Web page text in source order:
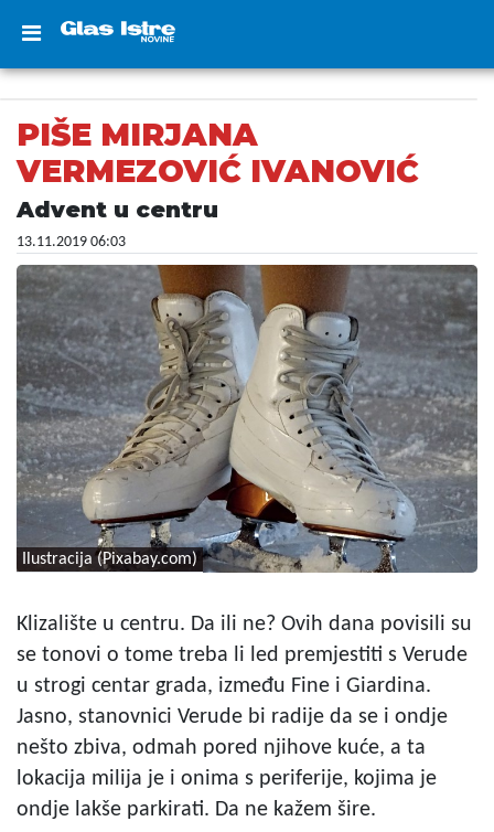
PIŠE MIRJANA
VERMEZOVIĆ IVANOVIĆ
Advent u centru
13.11.2019 06:03
Ilustracija (Pixabay.com)
Klizalište u centru. Da ili ne? Ovih dana povisili su
se tonovi o tome treba li led premjestiti s Verude
u strogi centar grada, između Fine i Giardina.
Jasno, stanovnici Verude bi radije da se i ondje
nešto zbiva, odmah pored njihove kuće, a ta
lokacija milija je i onima s periferije, kojima je
ondje lakše parkirati. Da ne kažem šire.